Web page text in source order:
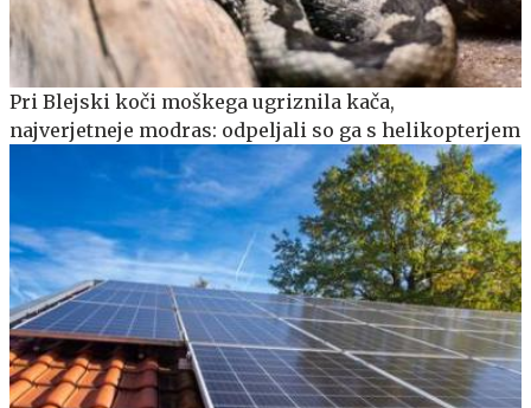
Pri Blejski koči moškega ugriznila kača,
najverjetneje modras: odpeljali so ga s helikopterjem